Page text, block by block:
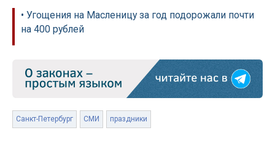
• Угощения на Масленицу за год подорожали почти
на 400 рублей
Санкт-Петербург СМИ праздники